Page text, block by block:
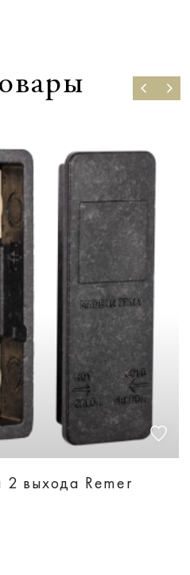
2 выхода Remer